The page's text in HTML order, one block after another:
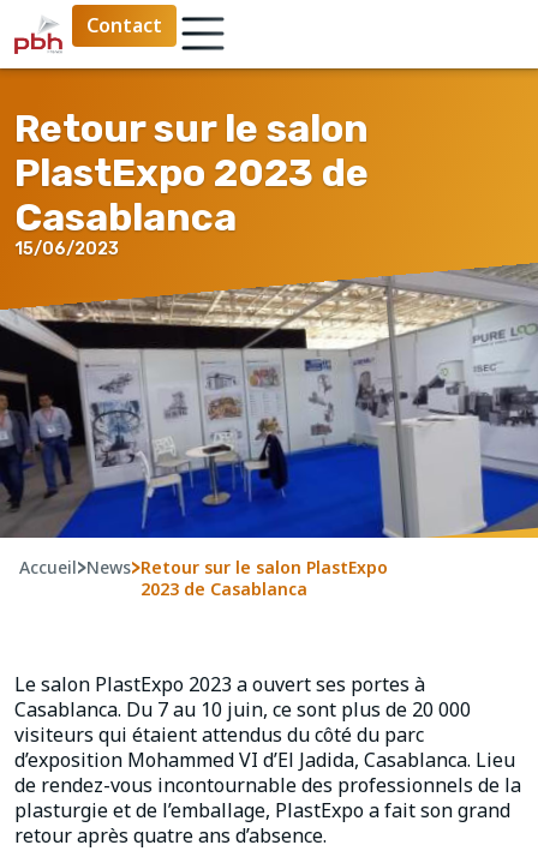
Contact
Retour sur le salon
PlastExpo 2023 de
Casablanca
15/06/2023
Accueil>News>Retour sur le salon PlastExpo
2023 de Casablanca
Le salon PlastExpo 2023 a ouvert ses portes à
Casablanca. Du 7 au 10 juin, ce sont plus de 20 000
visiteurs qui étaient attendus du côté du parc
d’exposition Mohammed VI d’El Jadida, Casablanca. Lieu
de rendez-vous incontournable des professionnels de la
plasturgie et de l’emballage, PlastExpo a fait son grand
retour après quatre ans d’absence.